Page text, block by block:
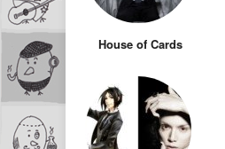
House of Cards